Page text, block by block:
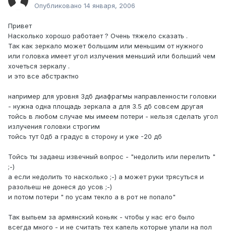
Опубликовано 14 января, 2006
Привет
Насколько хорошо работает ? Очень тяжело сказать .
Так как зеркало может большим или меньшим от нужного
или головка имеет угол излучения меньший или больший чем
хочеться зеркалу .
и это все абстрактно
например для уровня 3дб диафрагмы направленности головки
- нужна одна площадь зеркала а для 3.5 дб совсем другая
тойсь в любом случае мы имеем потери - нельзя сделать угол
излучения головки строгим
тойсь тут 0дб а градус в сторону и уже -20 дб
Тойсь ты задаеш извечный вопрос - "недолить или перелить "
;-)
а если недолить то насколько ;-) а может руки трясуться и
разольеш не донеся до усов ;-)
и потом потери " по усам текло а в рот не попало"
Так выпьем за армянский коньяк - чтобы у нас его было
всегда много - и не считать тех капель которые упали на пол